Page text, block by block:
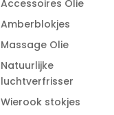
Accessoires Olie
Amberblokjes
Massage Olie
Natuurlijke
luchtverfrisser
Wierook stokjes